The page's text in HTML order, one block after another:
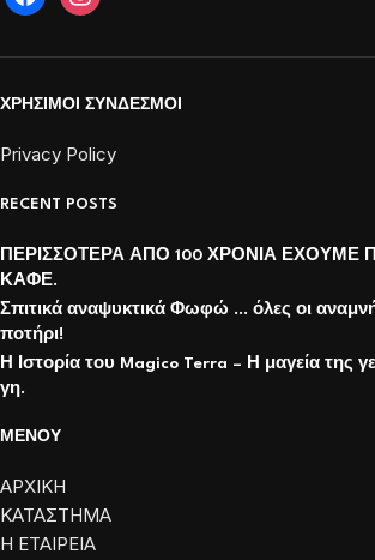
ΧΡΗΣΙΜΟΙ ΣΥΝΔΕΣΜΟΙ
Privacy Policy
RECENT POSTS
ΠΕΡΙΣΣΟΤΕΡΑ ΑΠΟ 100 ΧΡΟΝΙΑ ΕΧΟΥΜΕ
ΚΑΦΕ.
Σπιτικά αναψυκτικά Φωφώ … όλες οι
ποτήρι!
Η Ιστορία του Magico Terra – Η μαγεία της
γη.
ΜΕΝΟΥ
ΑΡΧΙΚΗ
ΚΑΤΑΣΤΗΜΑ
Η ΕΤΑΙΡΕΙΑ